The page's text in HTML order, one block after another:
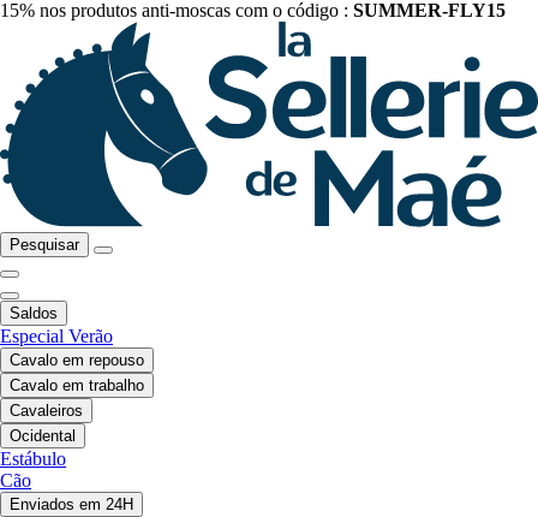
15% nos produtos anti-moscas com o código : SUMMER-FLY15
Pesquisar
Saldos
Especial Verão
Cavalo em repouso
Cavalo em trabalho
Cavaleiros
Ocidental
Estábulo
Cão
Enviados em 24H